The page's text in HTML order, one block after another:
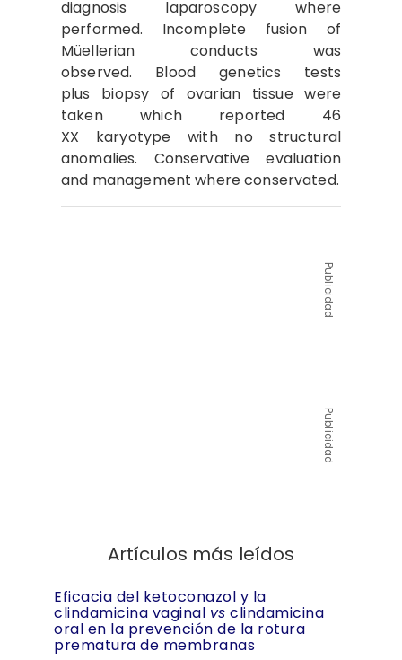
diagnosis laparoscopy where
performed. Incomplete fusion of
Müellerian conducts was
observed. Blood genetics tests
plus biopsy of ovarian tissue were
taken which reported 46
XX karyotype with no structural
anomalies. Conservative evaluation
and management where conservated.
Publicidad
Publicidad
Artículos más leídos
Eficacia del ketoconazol y la
clindamicina vaginal vs clindamicina
oral en la prevención de la rotura
prematura de membranas